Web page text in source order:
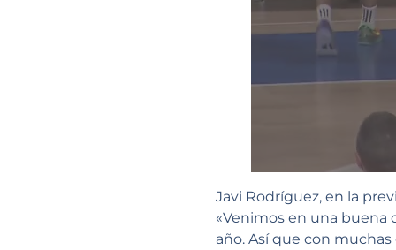
Javi Rodríguez, en la
«Venimos en una buena
año. Así que con